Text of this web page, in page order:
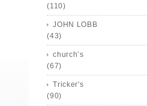
(110)
JOHN LOBB
(43)
church’s
(67)
Tricker's
(90)